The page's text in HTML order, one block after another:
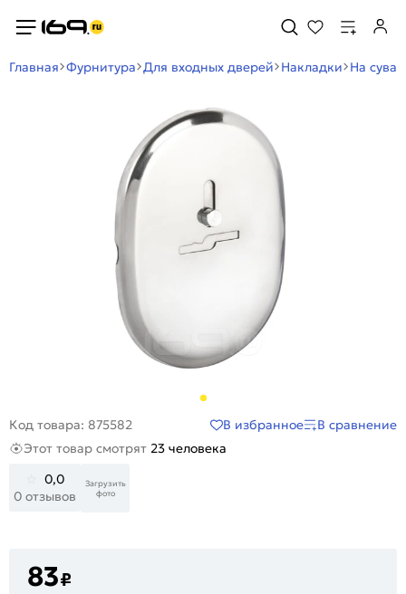
Главная Фурнитура Для входных дверей Накладки На
Код товара: 875582 В избранное
В сравнение
Этот товар смотрят 23 человека
0,0
0 отзывов
Загрузить
фото
83₽